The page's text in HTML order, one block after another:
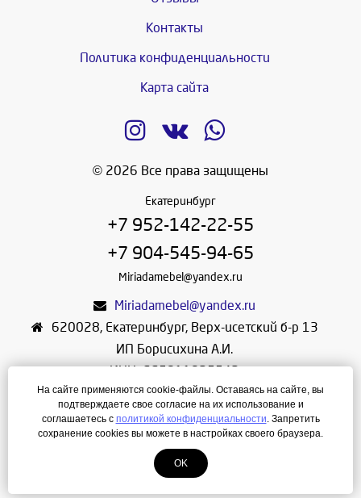
Контакты
Политика конфиденциальности
Карта сайта
© 2026 Все права защищены
Екатеринбург
+7 952-142-22-55
+7 904-545-94-65
Miriadamebel@yandex.ru
Miriadamebel@yandex.ru
620028, Екатеринбург, Верх-исетский б-р 13
ИП Борисихина А.И.
ИНН: 665811825542
ОГРНИП: 312665804600057
Режим работы: Ежедневно с 10-30 до 19-30
На сайте применяются cookie-файлы. Оставаясь на сайте, вы
подтверждаете свое согласие на их использование и
соглашаетесь с политикой конфиденциальности. Запретить
сохранение cookies вы можете в настройках своего браузера.
OK